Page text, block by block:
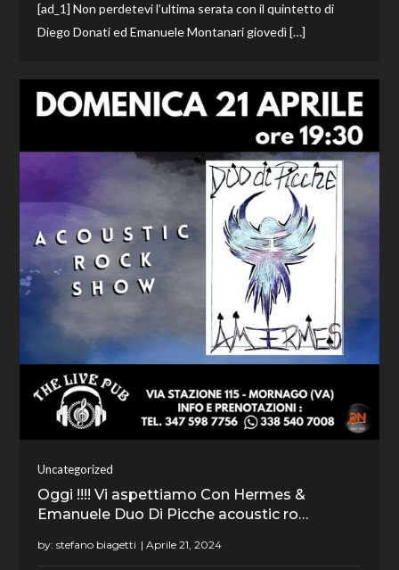
[ad_1] Non perdetevi l’ultima serata con il quintetto di
Diego Donati ed Emanuele Montanari giovedì […]
Uncategorized
Oggi !!!! Vi aspettiamo Con Hermes &
Emanuele Duo Di Picche acoustic ro…
by:stefano biagetti